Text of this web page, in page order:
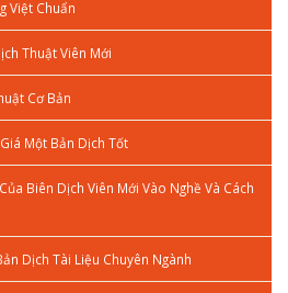
Việt Chuẩn
Thuật Viên Mới
Cơ Bản
Một Bản Dịch Tốt
Biên Dịch Viên Mới Vào Nghề Và Cách
Dịch Tài Liệu Chuyên Ngành